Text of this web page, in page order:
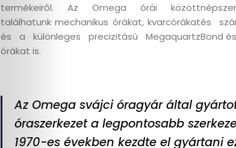
termékeiről. Az Omega órái között
találhatunk mechanikus órákat, kvarcórákat
és a különleges precizitású Megaquartz
órákat is.
és
Bond
Az Omega svájci óragyár által
óraszerkezet a legpontosabb
1970-es években kezdte el gyártani